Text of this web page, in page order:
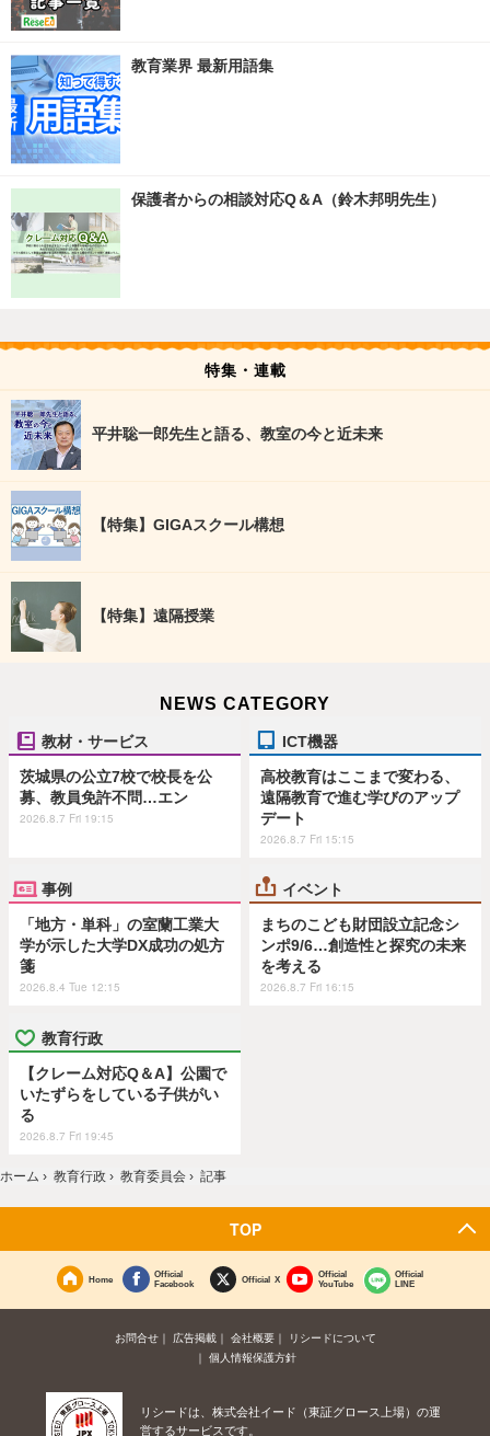
教育業界 最新用語集
保護者からの相談対応Q＆A（鈴木邦明先生）
特集・連載
平井聡一郎先生と語る、教室の今と近未来
【特集】GIGAスクール構想
【特集】遠隔授業
NEWS CATEGORY
教材・サービス
茨城県の公立7校で校長を公
募、教員免許不問…エン
2026.8.7 Fri 19:15
ICT機器
高校教育はここまで変わる、
遠隔教育で進む学びのアップ
デート
2026.8.7 Fri 15:15
事例
「地方・単科」の室蘭工業大
学が示した大学DX成功の処方
箋
2026.8.4 Tue 12:15
イベント
まちのこども財団設立記念シ
ンポ9/6…創造性と探究の未来
を考える
2026.8.7 Fri 16:15
教育行政
【クレーム対応Q＆A】公園で
いたずらをしている子供がい
る
2026.8.7 Fri 19:45
ホーム › 教育行政 › 教育委員会 › 記事
TOP
Home
Official
Facebook
Official X
Official
YouTube
Official
LINE
お問合せ 広告掲載 会社概要
リシードについて
個人情報保護方針
リシードは、株式会社イード（東証グロース上場）の運
営するサービスです。